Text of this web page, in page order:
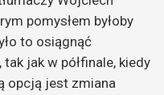
pomysłem byłoby
to osiągnąć
jak w półfinale, kiedy
opcją jest zmiana